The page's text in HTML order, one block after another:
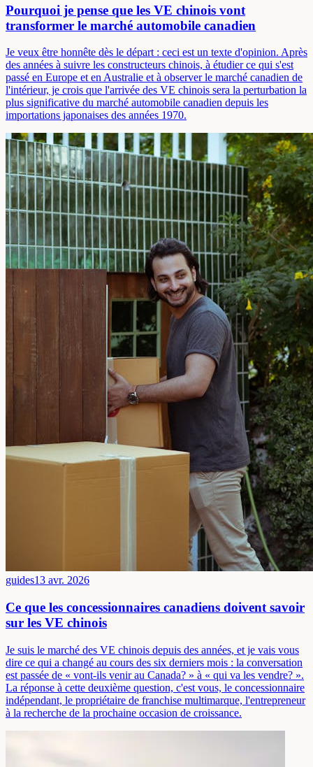
Pourquoi je pense que les VE chinois vont
transformer le marché automobile canadien
Je veux être honnête dès le départ : ceci est un texte d'opinion. Après
des années à suivre les constructeurs chinois, à étudier ce qui s'est
passé en Europe et en Australie et à observer le marché canadien de
l'intérieur, je crois que l'arrivée des VE chinois sera la perturbation la
plus significative du marché automobile canadien depuis les
importations japonaises des années 1970.
guides13 avr. 2026
Ce que les concessionnaires canadiens doivent savoir
sur les VE chinois
Je suis le marché des VE chinois depuis des années, et je vais vous
dire ce qui a changé au cours des six derniers mois : la conversation
est passée de « vont-ils venir au Canada? » à « qui va les vendre? ».
La réponse à cette deuxième question, c'est vous, le concessionnaire
indépendant, le propriétaire de franchise multimarque, l'entrepreneur
à la recherche de la prochaine occasion de croissance.